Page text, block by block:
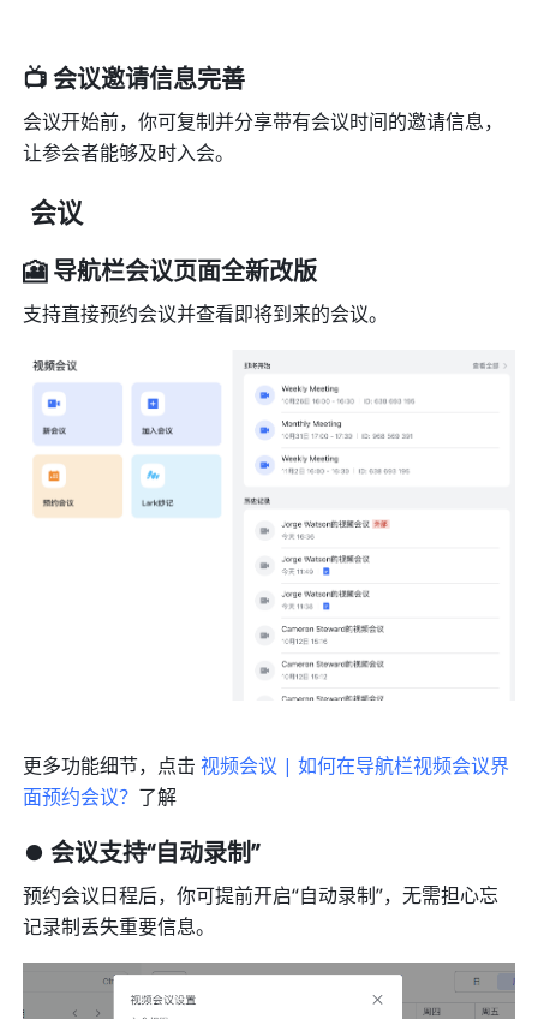
📺 会议邀请信息完善
会议开始前，你可复制并分享带有会议时间的邀请信息，
让参会者能够及时入会。
会议
🎦 导航栏会议页面全新改版
支持直接预约会议并查看即将到来的会议。
更多功能细节，点击 视频会议 | 如何在导航栏视频会议界
面预约会议？ 了解
⏺️ 会议支持“自动录制”
预约会议日程后，你可提前开启“自动录制”，无需担心忘
记录制丢失重要信息。